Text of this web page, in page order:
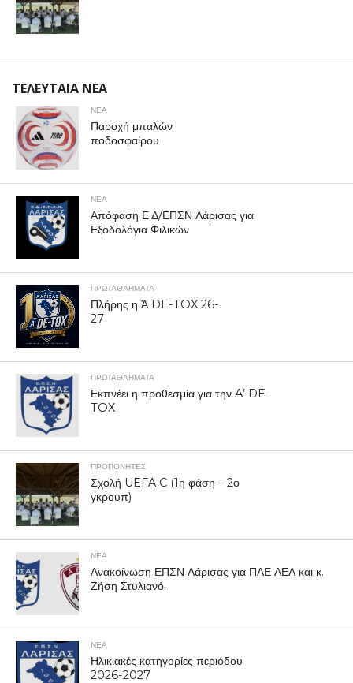
ΤΕΛΕΥΤΑΙΑ ΝΕΑ
ΝΕΑ
Παροχή μπαλών
ποδοσφαίρου
ΝΕΑ
Απόφαση Ε.Δ/ΕΠΣΝ Λάρισας για
Εξοδολόγια Φιλικών
ΠΡΩΤΑΘΛΉΜΑΤΑ
Πλήρης η Ά DE-TOX 26-
27
ΠΡΩΤΑΘΛΉΜΑΤΑ
Εκπνέει η προθεσμία για την A’ DE-
TOX
ΠΡΟΠΟΝΗΤΈΣ
Σχολή UEFA C (1η φάση – 2ο
γκρουπ)
ΝΕΑ
Ανακοίνωση ΕΠΣΝ Λάρισας για ΠΑΕ ΑΕΛ και κ.
Ζήση Στυλιανό.
ΝΕΑ
Ηλικιακές κατηγορίες περιόδου
2026-2027